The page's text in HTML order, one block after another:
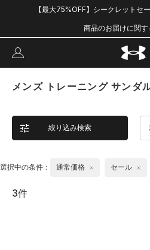
【最大75%OFF】シークレットセ
商品のお届けに関
メンズ トレーニング サンダ
絞り込み検索
選択中の条件： 通常価格 セール
3件